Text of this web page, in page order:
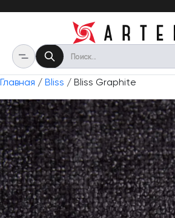
Главная / Bliss / Bliss Graphite